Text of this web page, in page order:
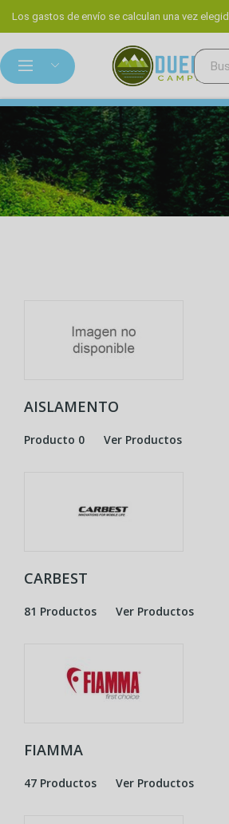
Los gastos de envío se calculan una vez
AISLAMENTO
Producto 0 Ver Productos
CARBEST
81 Productos Ver Productos
FIAMMA
47 Productos Ver Productos